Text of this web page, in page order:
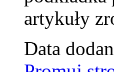
artykuły
Data